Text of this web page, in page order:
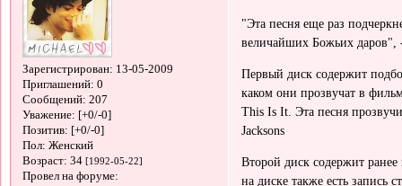
Зарегистрирован: 13-05-2009
Приглашений: 0
Сообщений: 207
Уважение: [+0/-0]
Позитив: [+0/-0]
Пол: Женский
Возраст: 34 [1992-05-22]
Провел на форуме:
"Эта песня еще раз
величайших Божьих даров",
Первый диск содержит
каком они прозвучат в
This Is It. Эта песня
Jacksons
Второй диск содержит ранее
на диске также есть запись